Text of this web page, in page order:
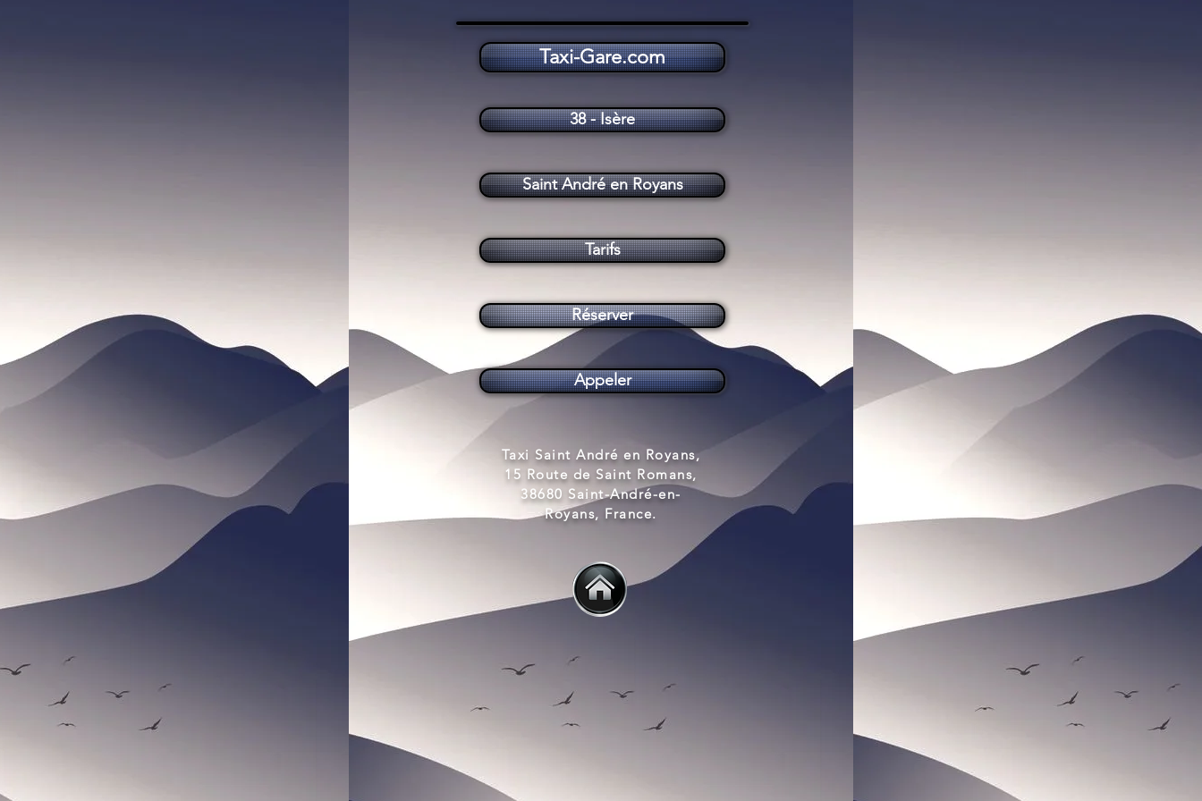
Tarifs
Taxi Saint André en Royans (38680)
Saint André en Royans
Taxi-Gare.com
Réserver
Appeler
38 - Isère
Taxi Saint André en Royans,
15 Route de Saint Romans,
38680 Saint-André-en-
Royans, France.